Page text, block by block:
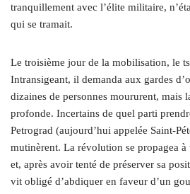
tranquillement avec l’élite militaire,
qui se tramait.
Le troisième jour de la mobilisation, le
Intransigeant, il demanda aux gardes
dizaines de personnes moururent, mais
profonde. Incertains de quel parti
Petrograd (aujourd’hui appelée Saint-
mutinèrent. La révolution se propagea
et, après avoir tenté de préserver sa
vit obligé d’abdiquer en faveur d’un